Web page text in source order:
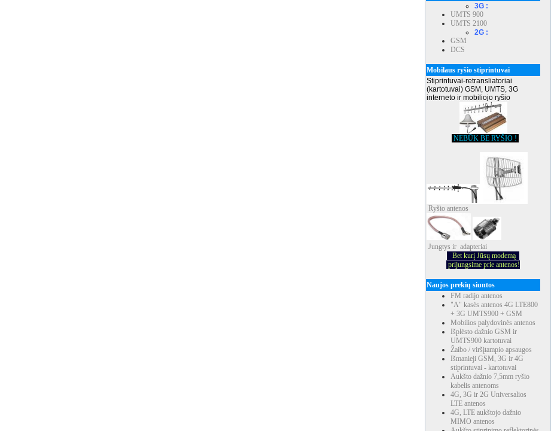
3G :
UMTS 900
UMTS 2100
2G :
GSM
DCS
Mobilaus ryšio stiprintuvai
Stiprintuvai-retransliatoriai
(kartotuvai) GSM, UMTS, 3G
interneto ir mobiliojo ryšio
NEBŪK BE RYŠIO !
Ryšio antenos
Jungtys ir adapteriai
Bet kurį Jūsų modemą
prijungsime prie antenos!
Naujos prekių siuntos
FM radijo antenos
"A" kasės antenos 4G LTE800
+ 3G UMTS900 + GSM
Mobilios palydovinės antenos
Išplėsto dažnio GSM ir
UMTS900 kartotuvai
Žaibo / viršįtampio apsaugos
Išmanieji GSM, 3G ir 4G
stiprintuvai - kartotuvai
Aukšto dažnio 7,5mm ryšio
kabelis antenoms
4G, 3G ir 2G Universalios
LTE antenos
4G, LTE aukštojo dažnio
MIMO antenos